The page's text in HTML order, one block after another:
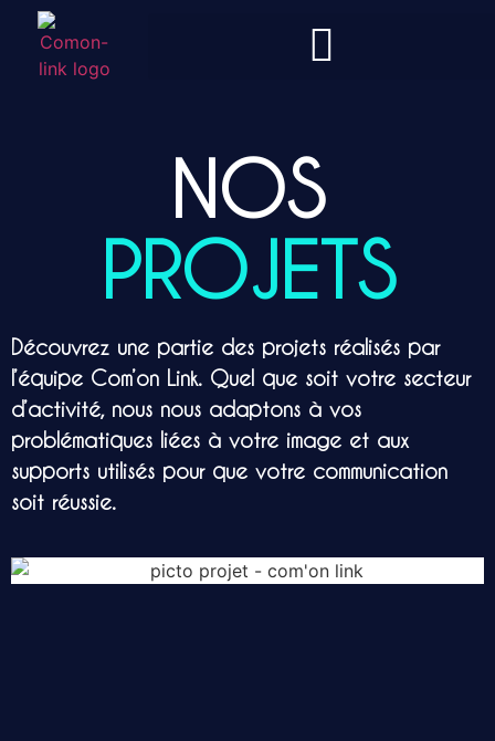
NOS
PROJETS
Découvrez une partie des projets réalisés par
l’équipe Com’on Link. Quel que soit votre secteur
d’activité, nous nous adaptons à vos
problématiques liées à votre image et aux
supports utilisés pour que votre communication
soit réussie.